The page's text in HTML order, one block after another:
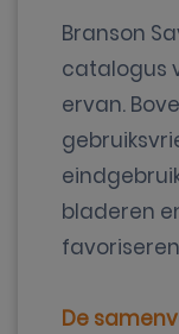
Branson
catalogus
ervan.
bladeren
De